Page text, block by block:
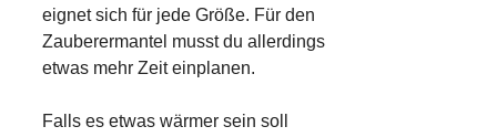
eignet sich für jede Größe. Für den
Zauberermantel musst du allerdings
etwas mehr Zeit einplanen.
Falls es etwas wärmer sein soll